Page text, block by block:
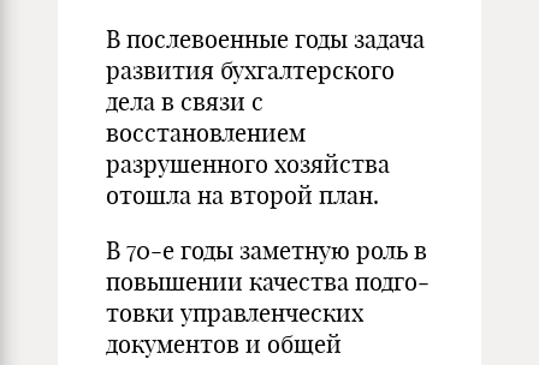
В послевоенные годы задача
развития бухгалтерского
дела в связи с
восстановлением
разрушенного хозяйства
отошла на второй план.
В 70-е годы заметную роль в
повышении качества подго­
товки управленческих
документов и общей